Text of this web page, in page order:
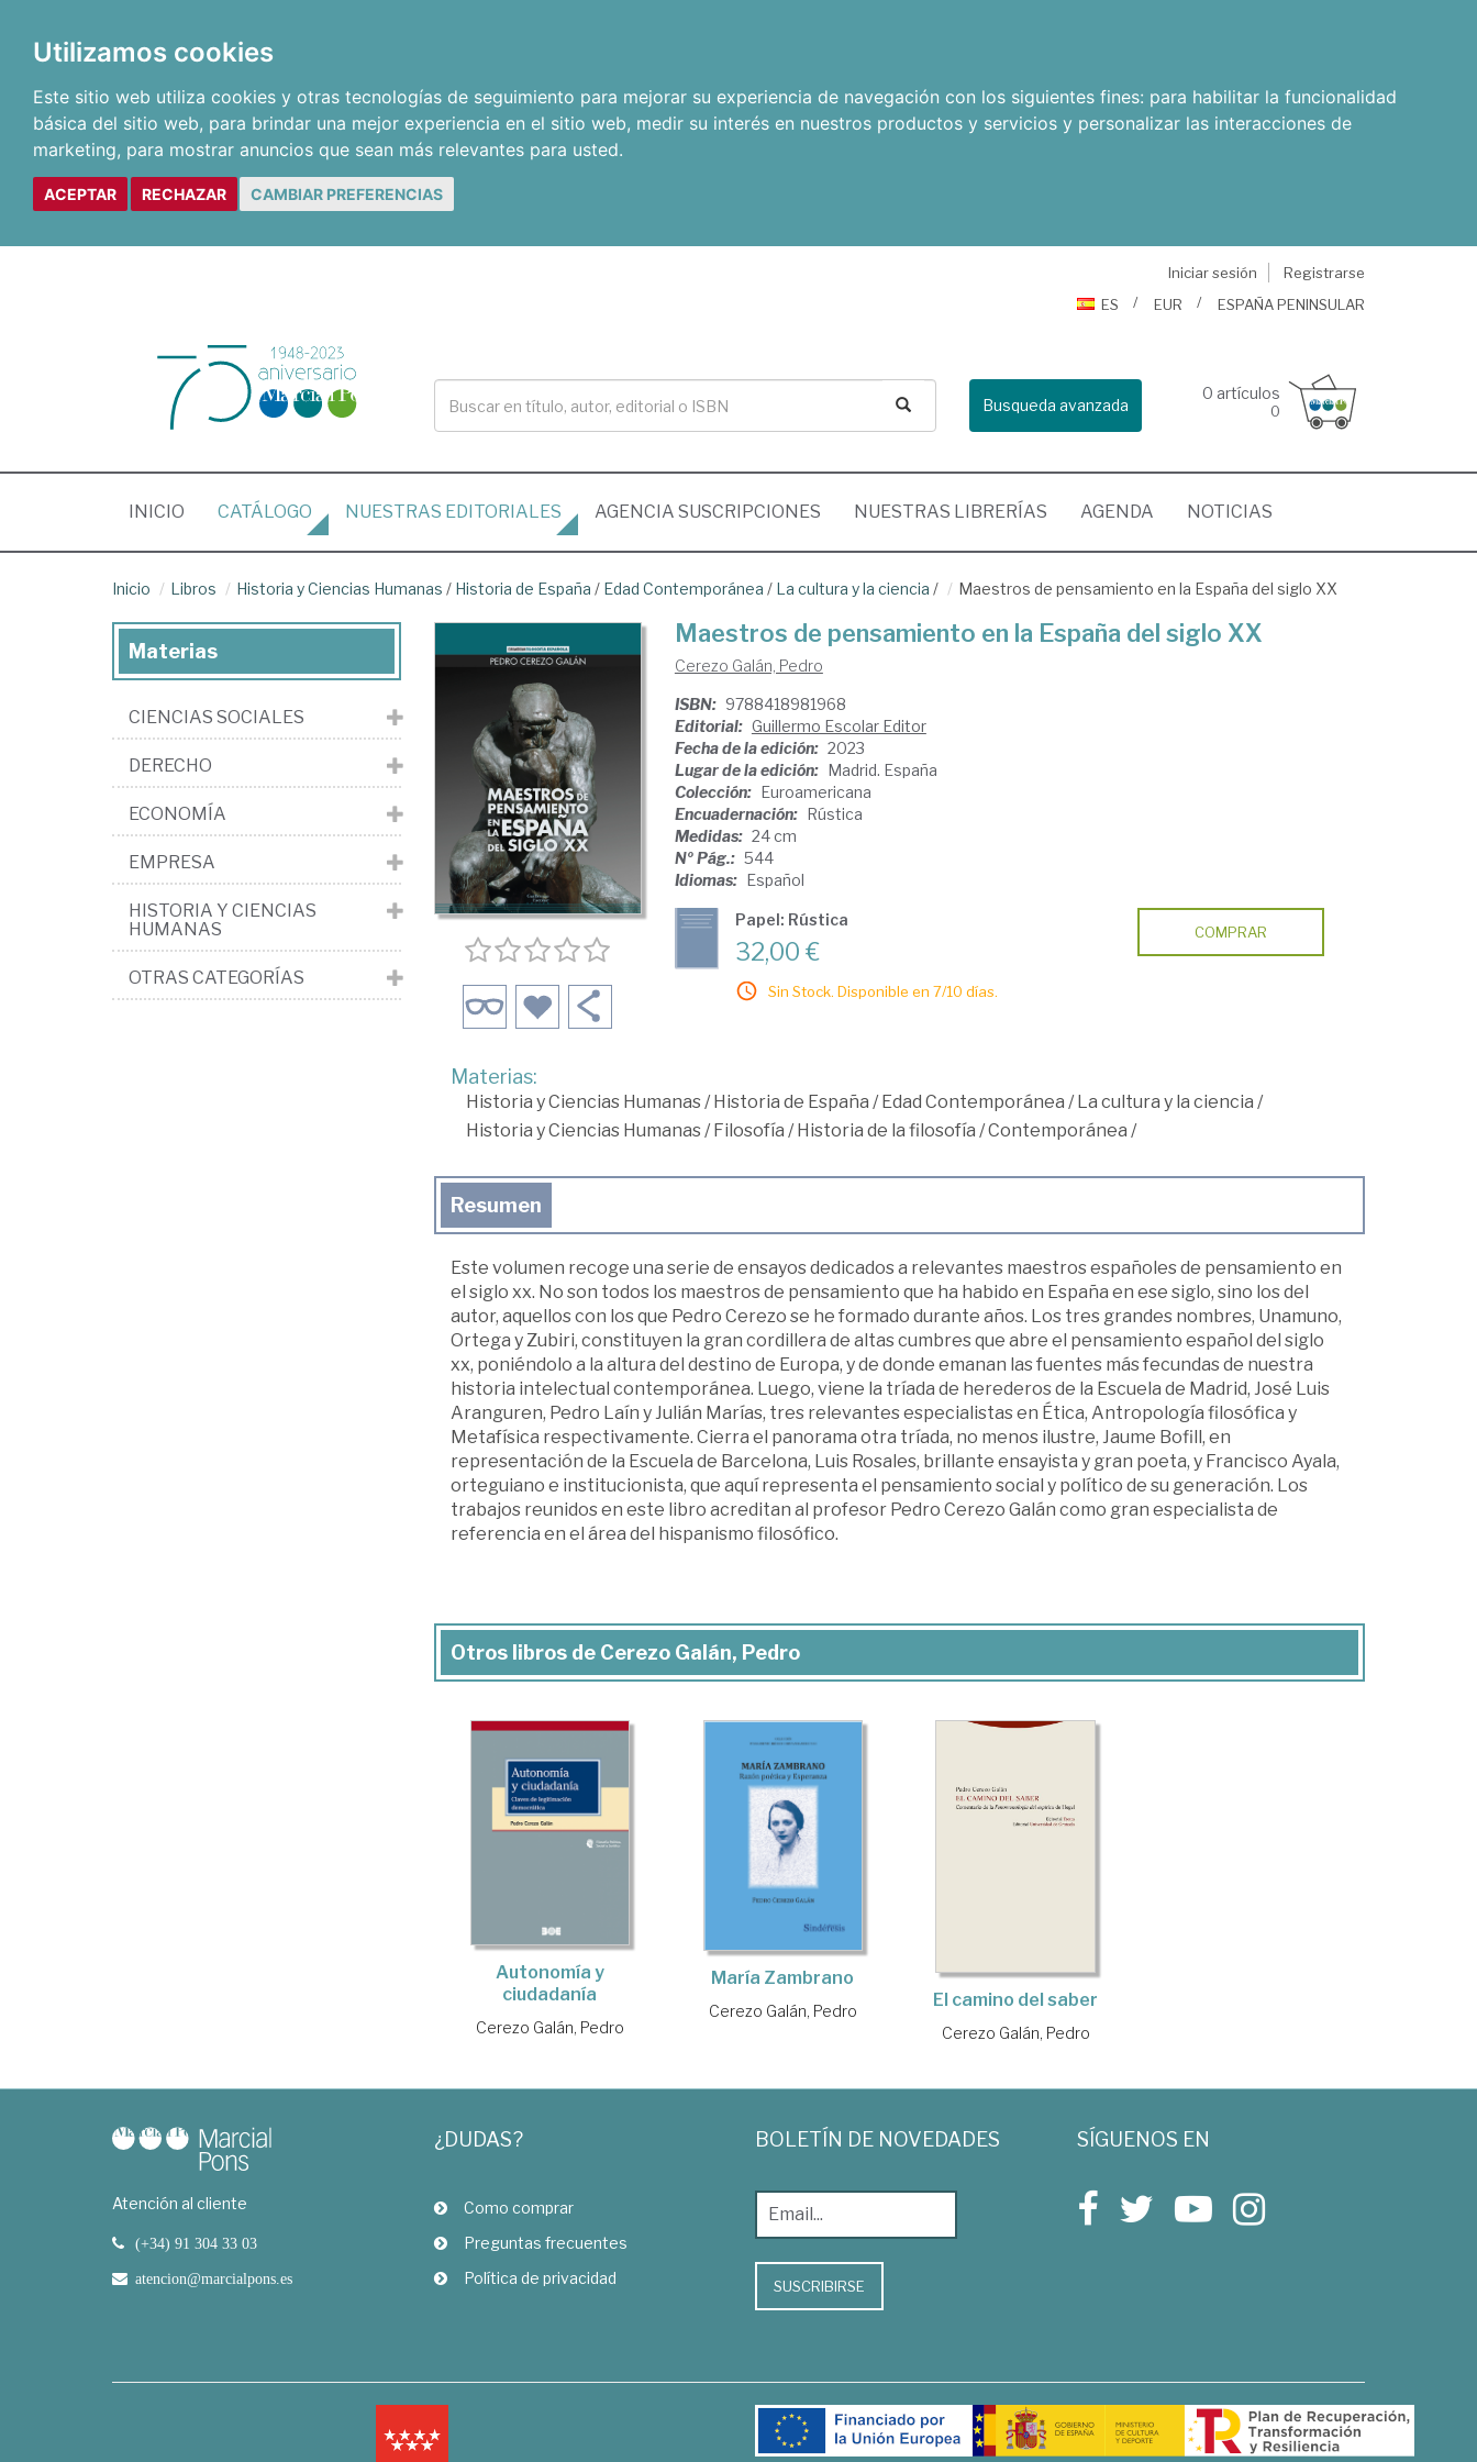
Utilizamos cookies
Este sitio web utiliza cookies y otras tecnologías de seguimiento para mejorar su experiencia de navegación con los siguientes fines: para habilitar la funcionalidad
básica del sitio web, para brindar una mejor experiencia en el sitio web, medir su interés en nuestros productos y servicios y personalizar las interacciones de
marketing, para mostrar anuncios que sean más relevantes para usted.
ACEPTAR RECHAZAR CAMBIAR PREFERENCIAS
Iniciar sesión
Registrarse
ES
EUR ESPAÑA PENINSULAR
Busqueda avanzada
0 artículos
0
INICIO (CURRENT)
CATÁLOGO NUESTRAS EDITORIALES AGENCIA SUSCRIPCIONES NUESTRAS LIBRERÍAS AGENDA NOTICIAS
Inicio Libros Historia y Ciencias Humanas / Historia de España / Edad Contemporánea / La cultura y la ciencia / Maestros de pensamiento en la España del siglo XX
Maestros de pensamiento en la España del siglo XX
Cerezo Galán, Pedro
ISBN: 9788418981968
Editorial: Guillermo Escolar Editor
Fecha de la edición: 2023
Lugar de la edición: Madrid. España
Colección: Euroamericana
Encuadernación: Rústica
Medidas: 24 cm
Nº Pág.: 544
Idiomas: Español
Papel: Rústica
32,00 €
Sin Stock. Disponible en 7/10 días.
COMPRAR
Materias:
Historia y Ciencias Humanas/ Historia de España / Edad Contemporánea / La cultura y la ciencia /
Historia y Ciencias Humanas/ Filosofía / Historia de la filosofía /Contemporánea /
Resumen
Este volumen recoge una serie de ensayos dedicados a relevantes maestros españoles de pensamiento en
el siglo xx. No son todos los maestros de pensamiento que ha habido en España en ese siglo, sino los del
autor, aquellos con los que Pedro Cerezo se he formado durante años. Los tres grandes nombres, Unamuno,
Ortega y Zubiri, constituyen la gran cordillera de altas cumbres que abre el pensamiento español del siglo
xx, poniéndolo a la altura del destino de Europa, y de donde emanan las fuentes más fecundas de nuestra
historia intelectual contemporánea. Luego, viene la tríada de herederos de la Escuela de Madrid, José Luis
Aranguren, Pedro Laín y Julián Marías, tres relevantes especialistas en Ética, Antropología filosófica y
Metafísica respectivamente. Cierra el panorama otra tríada, no menos ilustre, Jaume Bofill, en
representación de la Escuela de Barcelona, Luis Rosales, brillante ensayista y gran poeta, y Francisco Ayala,
orteguiano e institucionista, que aquí representa el pensamiento social y político de su generación. Los
trabajos reunidos en este libro acreditan al profesor Pedro Cerezo Galán como gran especialista de
referencia en el área del hispanismo filosófico.
Otros libros de Cerezo Galán, Pedro
Autonomía y
ciudadanía
Cerezo Galán, Pedro
María Zambrano
Cerezo Galán, Pedro
El camino del saber
Cerezo Galán, Pedro
Materias
CIENCIAS SOCIALES
DERECHO
ECONOMÍA
EMPRESA
HISTORIA Y CIENCIAS
HUMANAS
OTRAS CATEGORÍAS
Atención al cliente
(+34) 91 304 33 03
atencion@marcialpons.es
¿DUDAS?
Como comprar
Preguntas frecuentes
Política de privacidad
BOLETÍN DE NOVEDADES
SUSCRIBIRSE
SÍGUENOS EN